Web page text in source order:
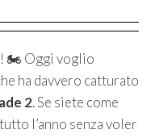
🏍️ Oggi voglio
ha davvero catturato
2. Se siete come
l’anno senza voler